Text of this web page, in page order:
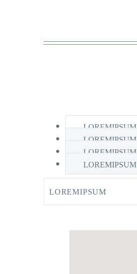
LOREMIPSUM
LOREMIPSUM
LOREMIPSUM
LOREMIPSUM
LOREMIPSUM